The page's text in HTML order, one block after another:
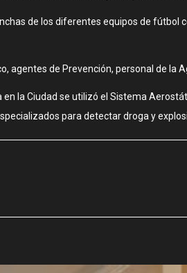
de los diferentes equipos de
agentes de Prevención, personal de la
la Ciudad se utilizó el Sistema
para detectar droga y